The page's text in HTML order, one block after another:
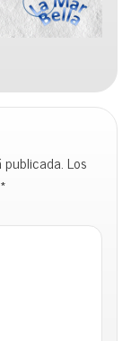
Los
*